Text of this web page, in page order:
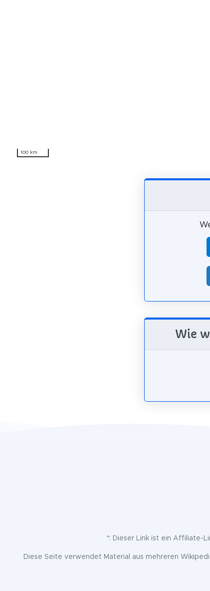
100 km
Wie
*: Dieser Link ist ein Affiliate-
Diese Seite verwendet Material aus mehreren